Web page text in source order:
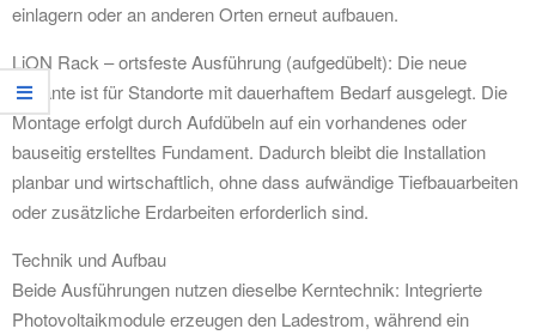
einlagern oder an anderen Orten erneut aufbauen.
LiON Rack – ortsfeste Ausführung (aufgedübelt): Die neue
Variante ist für Standorte mit dauerhaftem Bedarf ausgelegt. Die
Montage erfolgt durch Aufdübeln auf ein vorhandenes oder
bauseitig erstelltes Fundament. Dadurch bleibt die Installation
planbar und wirtschaftlich, ohne dass aufwändige Tiefbauarbeiten
oder zusätzliche Erdarbeiten erforderlich sind.
Technik und Aufbau
Beide Ausführungen nutzen dieselbe Kerntechnik: Integrierte
Photovoltaikmodule erzeugen den Ladestrom, während ein